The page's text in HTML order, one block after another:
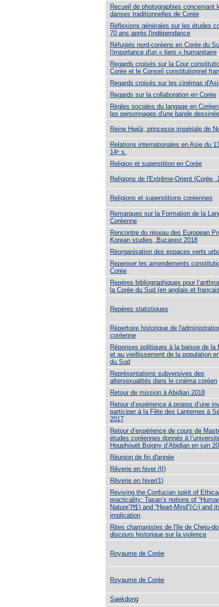
Recueil de photographies concernant
danses traditionnelles de Corée
Réflexions générales sur les études
70 ans après l'indépendance
Réfugiés nord-coréens en Corée du
l'importance d'un « tiers » humanitaire
Regards croisés sur la Cour
Corée et le Conseil constitutionnel
Regards croisés sur les cinémas
Regards sur la collaboration en Corée
Règles sociales du langage en
les personnages d'une bande dessinée
Reine Hwiŭi, princesse impériale de
Relations internationales en Asie du
14ᵉ s.
Religion et superstition en Corée
Religions de l'Extrême-Orient (Corée,
Religions et superstitions coréennes
Remarques sur la Formation de la
Coréenne
Rencontre du réseau des European
Korean studies, Bucarest 2018
Réorganisation des espaces verts
Repenser les amendements
Corée
Repères bibliographiques pour
la Corée du Sud (en anglais et
Repères statistiques
Répertoire historique de
coréenne
Réponses politiques à la baisse de la
et au vieillissement de la population
du Sud
Représentations subversives des
altersexualités dans le cinéma coréen
Retour de mission à Abidjan 2018
Retour d’expérience à propos d’une
participer à la Fête des Lanternes à
2017
Retour d’expérience de cours de
études coréennes donnés à
Houphouët Boigny d’Abidjan en juin
Réunion de fin d'année
Rêverie en hiver (II)
Rêverie en hiver(1)
Reviving the Confucian spirit of
practicality: Tasan’s notions of
Nature”(性) and “Heart-Mind”(心) and
implication
Rites chamanistes de l'île de Cheju-
discours historique sur la violence
Royaume de Corée
Royaume de Corée
Saekdong